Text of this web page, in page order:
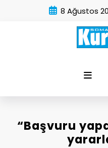
8 Ağustos
“Başvuru